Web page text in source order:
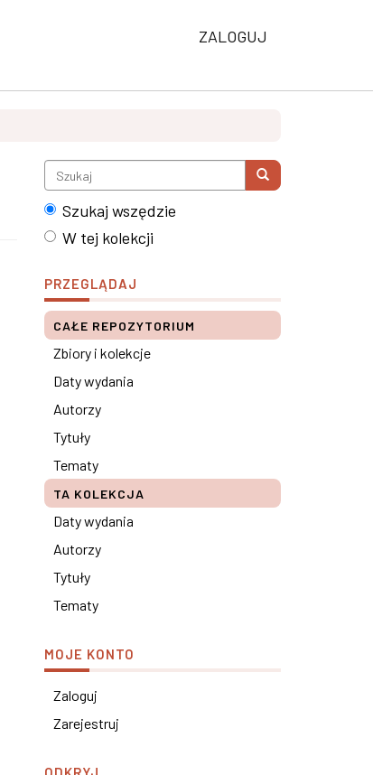
ZALOGUJ
Szukaj wszędzie
W tej kolekcji
PRZEGLĄDAJ
CAŁE REPOZYTORIUM
Zbiory i kolekcje
Daty wydania
Autorzy
Tytuły
Tematy
TA KOLEKCJA
Daty wydania
Autorzy
Tytuły
Tematy
MOJE KONTO
Zaloguj
Zarejestruj